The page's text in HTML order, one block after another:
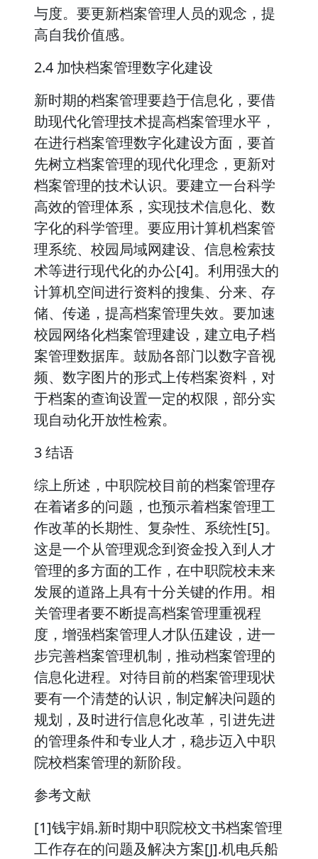
与度。要更新档案管理人员的观念，提
高自我价值感。
2.4 加快档案管理数字化建设
新时期的档案管理要趋于信息化，要借
助现代化管理技术提高档案管理水平，
在进行档案管理数字化建设方面，要首
先树立档案管理的现代化理念，更新对
档案管理的技术认识。要建立一台科学
高效的管理体系，实现技术信息化、数
字化的科学管理。要应用计算机档案管
理系统、校园局域网建设、信息检索技
术等进行现代化的办公[4]。利用强大的
计算机空间进行资料的搜集、分来、存
储、传递，提高档案管理失效。要加速
校园网络化档案管理建设，建立电子档
案管理数据库。鼓励各部门以数字音视
频、数字图片的形式上传档案资料，对
于档案的查询设置一定的权限，部分实
现自动化开放性检索。
3 结语
综上所述，中职院校目前的档案管理存
在着诸多的问题，也预示着档案管理工
作改革的长期性、复杂性、系统性[5]。
这是一个从管理观念到资金投入到人才
管理的多方面的工作，在中职院校未来
发展的道路上具有十分关键的作用。相
关管理者要不断提高档案管理重视程
度，增强档案管理人才队伍建设，进一
步完善档案管理机制，推动档案管理的
信息化进程。对待目前的档案管理现状
要有一个清楚的认识，制定解决问题的
规划，及时进行信息化改革，引进先进
的管理条件和专业人才，稳步迈入中职
院校档案管理的新阶段。
参考文献
[1]钱宇娟.新时期中职院校文书档案管理
工作存在的问题及解决方案[J].机电兵船